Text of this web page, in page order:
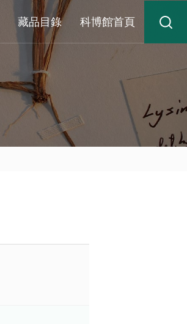
藏品目錄 科博館首頁